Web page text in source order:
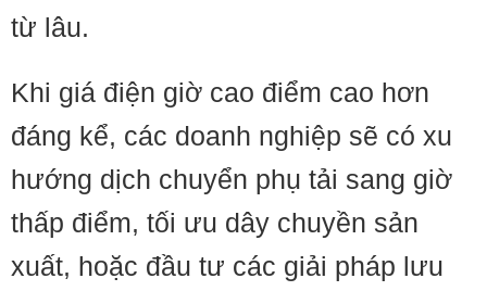
từ lâu.
Khi giá điện giờ cao điểm cao hơn
đáng kể, các doanh nghiệp sẽ có xu
hướng dịch chuyển phụ tải sang giờ
thấp điểm, tối ưu dây chuyền sản
xuất, hoặc đầu tư các giải pháp lưu